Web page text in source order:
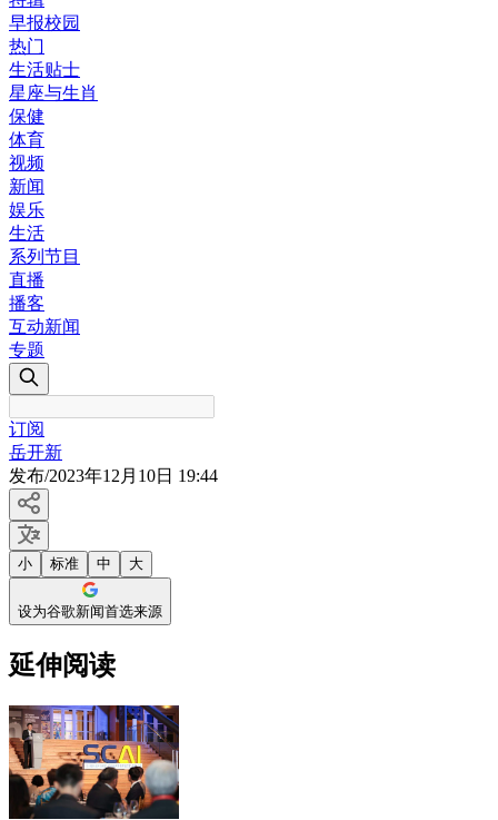
早报校园
热门
生活贴士
星座与生肖
保健
体育
视频
新闻
娱乐
生活
系列节目
直播
播客
互动新闻
专题
订阅
岳开新
发布/2023年12月10日 19:44
小 标准 中 大
设为谷歌新闻首选来源
延伸阅读